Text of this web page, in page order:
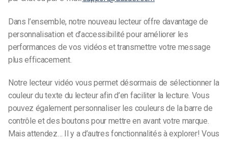
Dans l’ensemble, notre nouveau lecteur offre davantage de
personnalisation et d’accessibilité pour améliorer les
performances de vos vidéos et transmettre votre message
plus efficacement.
Notre lecteur vidéo vous permet désormais de sélectionner la
couleur du texte du lecteur afin d’en faciliter la lecture. Vous
pouvez également personnaliser les couleurs de la barre de
contrôle et des boutons pour mettre en avant votre marque.
Mais attendez… Il y a d’autresfonctionnalités à explorer! Vous